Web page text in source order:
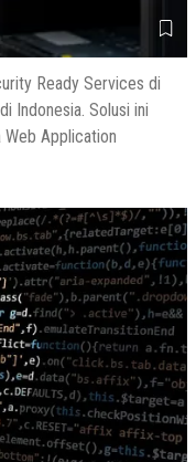
Ready Services di
Indonesia. Solusi ini
Web Application